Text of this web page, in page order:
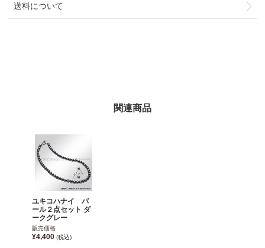
送料について
関連商品
ユキコハナイ パ
ール２点セット ダ
ークグレー
販売価格
¥4,400 (税込)